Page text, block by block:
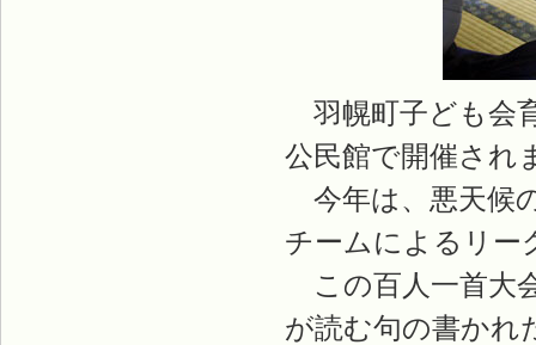
羽幌町子ども会
公民館で開催され
今年は、悪天候
チームによるリー
この百人一首大
が読む句の書かれ